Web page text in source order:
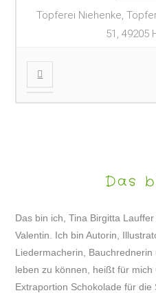
Töpferei Niehenke,
51, 49205
Das
Das bin ich, Tina Birgitta
Valentin. Ich bin Autorin,
Liedermacherin,
leben zu können, heißt für mich
Extraportion Schokolade für die